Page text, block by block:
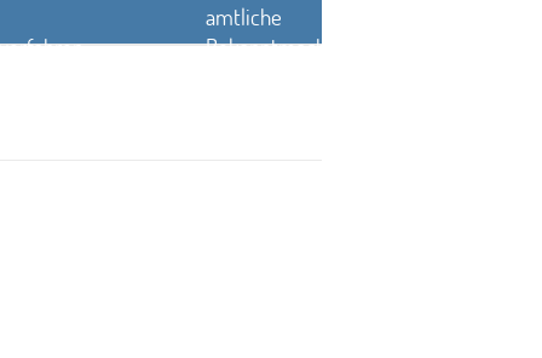
Grundlagen
innen
amtliche
Bekanntmachungen